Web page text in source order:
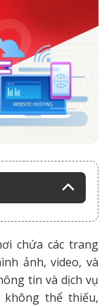
chứa các trang
ảnh, video, và
tin và dịch vụ
không thể thiếu,